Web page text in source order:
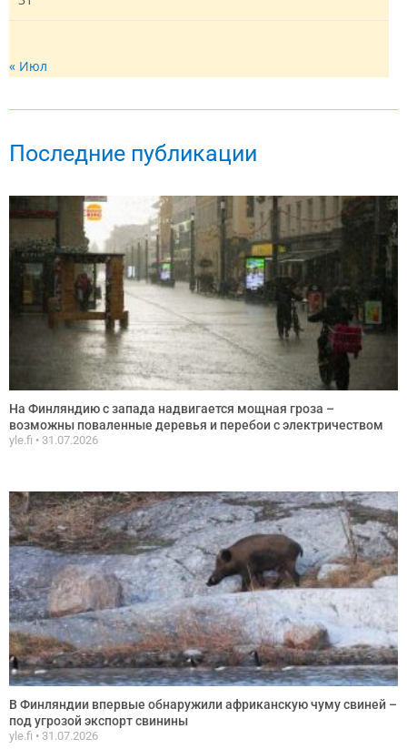
« Июл
Последние публикации
На Финляндию с запада надвигается мощная гроза –
возможны поваленные деревья и перебои с электричеством
yle.fi 31.07.2026
В Финляндии впервые обнаружили африканскую чуму свиней –
под угрозой экспорт свинины
yle.fi 31.07.2026